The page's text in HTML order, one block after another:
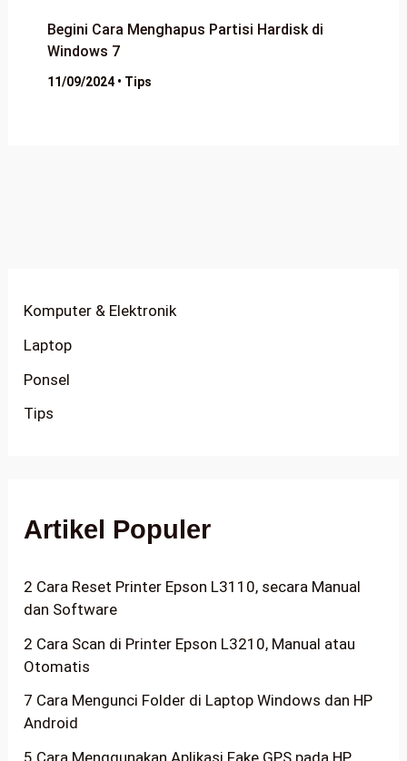
Begini Cara Menghapus Partisi Hardisk di
Windows 7
11/09/2024 • Tips
Komputer & Elektronik
Laptop
Ponsel
Tips
Artikel Populer
2 Cara Reset Printer Epson L3110, secara Manual
dan Software
2 Cara Scan di Printer Epson L3210, Manual atau
Otomatis
7 Cara Mengunci Folder di Laptop Windows dan HP
Android